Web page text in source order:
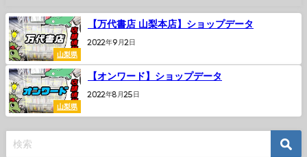
山梨県
【万代書店 山梨本店】ショップデータ
2022年9月2日
山梨県
【オンワード】ショップデータ
2022年8月25日